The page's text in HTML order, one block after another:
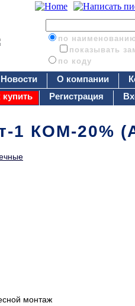
по
показывать
по коду
Новости О компании
купить
Регистрация
1 КОМ-20%
монтаж